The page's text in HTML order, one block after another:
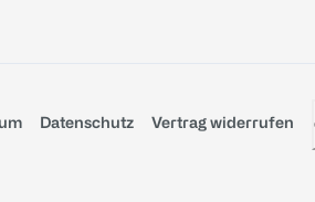
Datenschutz Vertrag widerrufen